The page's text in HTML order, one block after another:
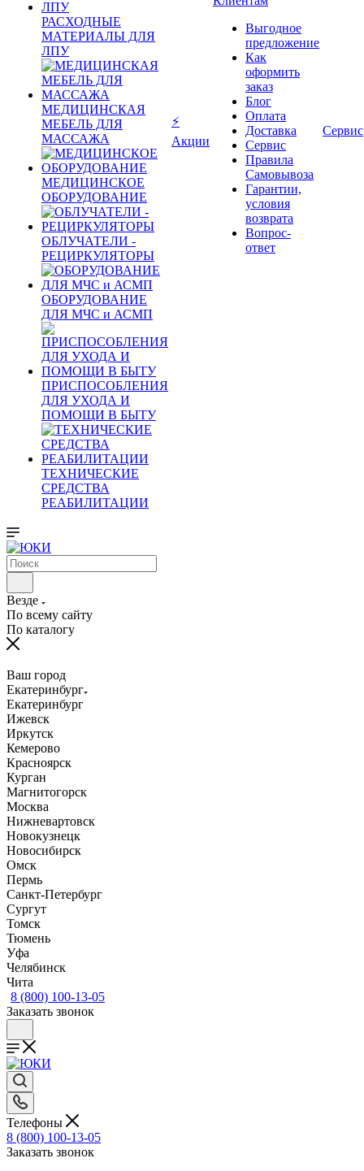
РАСХОДНЫЕ
МАТЕРИАЛЫ ДЛЯ
ЛПУ
МЕДИЦИНСКАЯ
МЕБЕЛЬ ДЛЯ
МАССАЖА
МЕДИЦИНСКОЕ
ОБОРУДОВАНИЕ
ОБЛУЧАТЕЛИ -
РЕЦИРКУЛЯТОРЫ
ОБОРУДОВАНИЕ
ДЛЯ МЧС и АСМП
ПРИСПОСОБЛЕНИЯ
ДЛЯ УХОДА И
ПОМОЩИ В БЫТУ
ТЕХНИЧЕСКИЕ
СРЕДСТВА
РЕАБИЛИТАЦИИ
⚡
Акции
Выгодное
предложение
Как
оформить
заказ
Блог
Оплата
Доставка
Сервис
Правила
Самовывоза
Гарантии,
условия
возврата
Вопрос-
ответ
Сервис
Везде
По всему сайту
По каталогу
Ваш город
Екатеринбург
Екатеринбург
Ижевск
Иркутск
Кемерово
Красноярск
Курган
Магнитогорск
Москва
Нижневартовск
Новокузнецк
Новосибирск
Омск
Пермь
Санкт-Петербург
Сургут
Томск
Тюмень
Уфа
Челябинск
Чита
8 (800) 100-13-05
Заказать звонок
Телефоны
8 (800) 100-13-05
Заказать звонок